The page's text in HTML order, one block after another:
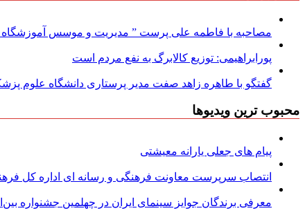
مصاحبه با فاطمه علی پرست ” مدیریت و موسس آموزشگاه
پورابراهیمی: توزیع کالابرگ به نفع مردم است
گفتگو با طاهره زاهد صفت مدیر پرستاری دانشگاه علوم
محبوب ترین ویدیوها
پیام های جعلی یارانه معیشتی
انتصاب سرپرست معاونت فرهنگی و رسانه ای اداره کل
معرفی برندگان جوایز سینمای ایران در چهلمین جشنواره